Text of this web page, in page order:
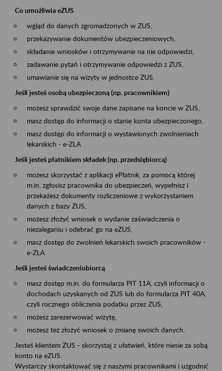
Co umożliwia eZUS
wgląd do danych zgromadzonych w ZUS,
przekazywanie dokumentów ubezpieczeniowych,
składanie wniosków i otrzymywanie na nie odpowiedzi,
zadawanie pytań i otrzymywanie odpowiedzi z ZUS,
umawianie się na wizyty w jednostce ZUS.
Jeśli jesteś osobą ubezpieczoną (np. pracownikiem)
możesz sprawdzić swoje dane zapisane na koncie w ZUS,
masz dostęp do informacji o stanie konta ubezpieczonego,
masz dostęp do informacji o wystawionych zwolnieniach
lekarskich - e-ZLA
Jeśli jesteś płatnikiem składek (np. przedsiębiorcą)
możesz skorzystać z aplikacji ePłatnik, za pomocą której
m.in. zgłosisz pracownika do ubezpieczeń, wypełnisz i
przekażesz dokumenty rozliczeniowe z wykorzystaniem
danych z bazy ZUS,
możesz złożyć wniosek o wydanie zaświadczenia o
niezaleganiu i odebrać go na eZUS,
masz dostęp do zwolnień lekarskich swoich pracowników -
e-ZLA
Jeśli jesteś świadczeniobiorcą
masz dostęp m.in. do formularza PIT 11A, czyli informacji o
dochodach uzyskanych od ZUS lub do formularza PIT 40A,
czyli rocznego obliczenia podatku przez ZUS,
możesz zarezerwować wizytę,
możesz też złożyć wniosek o zmianę swoich danych.
Jesteś klientem ZUS - skorzystaj z ułatwień, które niesie za sobą
konto na eZUS.
Wystarczy skontaktować się z naszymi pracownikami i uzgodnić